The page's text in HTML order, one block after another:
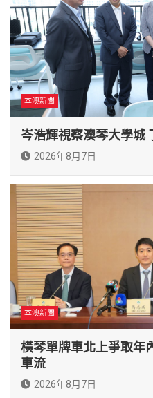
本澳新聞
岑浩輝視察澳琴大學城
2026年8月7日
本澳新聞
橫琴單牌車北上爭取年
車流
2026年8月7日